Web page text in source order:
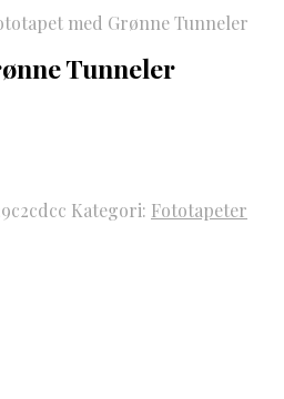
med Grønne Tunneler
Tunneler
Kategori: Fototapeter